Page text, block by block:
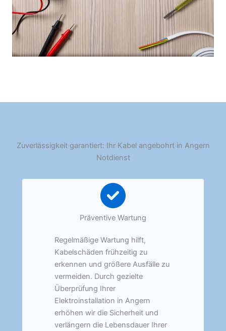
Zuverlässigkeit garantiert: Ihr Kabel angebohrt in Angern
Notdienst
Präventive Wartung
Regelmäßige Wartung hilft,
Kabelschäden frühzeitig zu
erkennen und größere Ausfälle zu
vermeiden. Durch gezielte
Überprüfung Ihrer
Elektroinstallation in Angern
erhöhen wir die Sicherheit und
verlängern die Lebensdauer Ihrer